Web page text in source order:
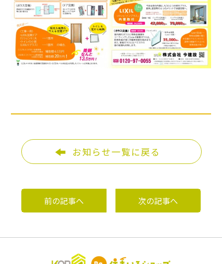
お知らせ一覧に戻る
前の記事へ 次の記事へ